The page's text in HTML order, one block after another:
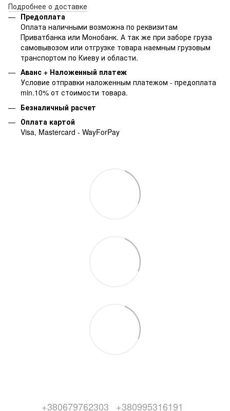
Подробнее о доставке
Предоплата
Оплата наличными возможна по реквизитам
Приватбанка или Монобанк. А так же при заборе груза
самовывозом или отгрузке товара наемным грузовым
транспортом по Киеву и области.
Аванс + Наложенный платеж
Условие отправки наложенным платежом - предоплата
min.10% от стоимости товара.
Безналичный расчет
Оплата картой
Visa, Mastercard - WayForPay
+380679762303 +380995316191